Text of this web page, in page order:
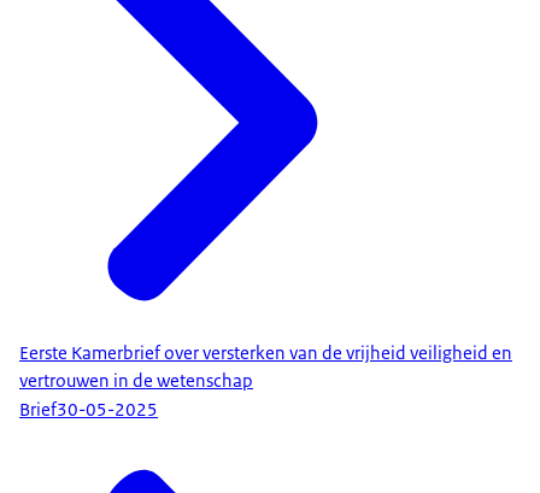
Eerste Kamerbrief over versterken van de vrijheid veiligheid en
vertrouwen in de wetenschap
Brief30-05-2025